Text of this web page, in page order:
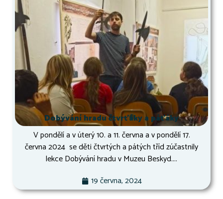
Dobývání hradu čtvrťáky a páťáky
V pondělí a v úterý 10. a 11. června a v pondělí 17.
června 2024 se děti čtvrtých a pátých tříd zúčastnily
lekce Dobývání hradu v Muzeu Beskyd....
19 června, 2024